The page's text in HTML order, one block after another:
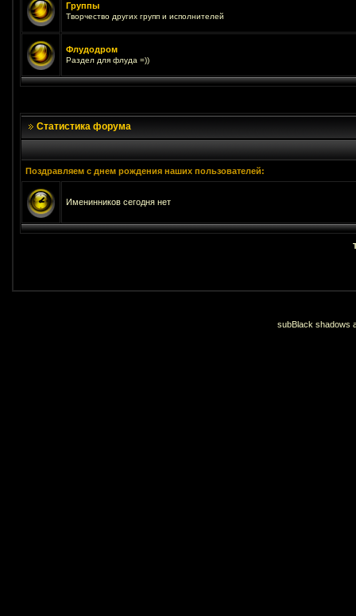
Группы
Творчество других групп и исполнителей
Флудодром
Раздел для флуда =))
Статистика форума
Поздравляем с днем рождения наших пользователей:
Именинников сегодня нет
subBlack shadows